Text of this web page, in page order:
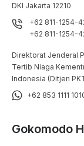
DKI Jakarta 12210
+62 811-1254-
+62 811-1254-
Direktorat Jenderal
Tertib Niaga
Indonesia (Ditjen
+62 853 1111
Gokomodo